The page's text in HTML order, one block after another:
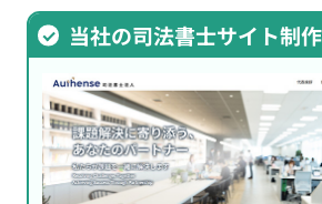
当社の司法書士サイト制